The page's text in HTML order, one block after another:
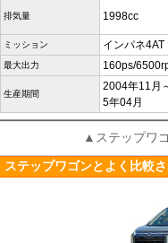
排気量 1998cc
ミッション インパネ4AT
最大出力 160ps/
生産期間
2004年11月
5年04月
▲ステップワ
ステップワゴンとよく比較